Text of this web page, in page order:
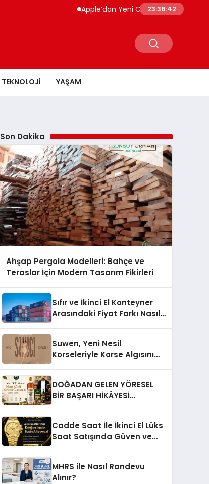
Apple’dan Yeni Cihaz Kiralama Dönemi
23:38:43
TEKNOLOJI YAŞAM
Son Dakika
Ahşap Pergola Modelleri: Bahçe ve
Teraslar İçin Modern Tasarım Fikirleri
Sıfır ve İkinci El Konteyner
Arasındaki Fiyat Farkı Nasıl
Suwen, Yeni Nesil
Korseleriyle Korse Algısını
DOĞADAN GELEN YÖRESEL
BİR BAŞARI HİKÂYESİ
Yöresel Işkın Kökü Sirkesi
Cadde Saat İle İkinci El Lüks
Saat Satışında Güven ve
MHRS ile Nasıl Randevu
Alınır?